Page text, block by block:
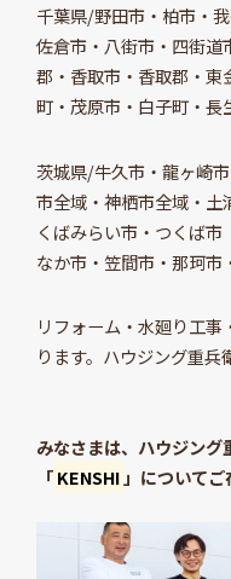
千葉県/野田市・柏市・
佐倉市・八街市・四街道
郡・香取市・香取郡・東
町・茂原市・白子町・長
茨城県/牛久市・龍ヶ崎
市全域・神栖市全域・土
くばみらい市・つくば
なか市・笠間市・那珂市
リフォーム・水廻り工
ります。ハウジング重兵
みなさまは、ハウジン
「KENSHI」についてご